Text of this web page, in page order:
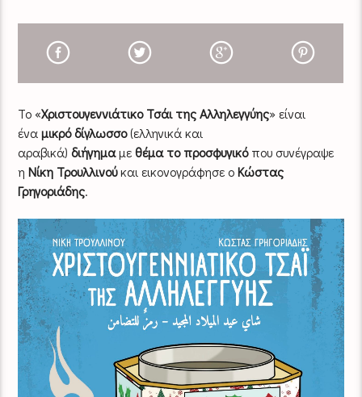
Το «Χριστουγεννιάτικο Τσάι της Αλληλεγγύης» είναι
έναμικρό δίγλωσσο(ελληνικά και
αραβικά) διήγημαμεθέμα το προσφυγικόπου συνέγραψε
ηΝίκη Τρουλλινούκαι εικονογράφησε οΚώστας
Γρηγοριάδης.